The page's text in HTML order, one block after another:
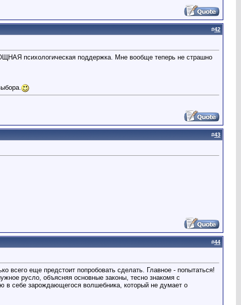
#42
психологическая поддержка. Мне вообще теперь не страшно
#43
#44
всего еще предстоит попробовать сделать. Главное - попытаться!
русло, объясняя основные законы, тесно знакомя с
в себе зарождающегося волшебника, который не думает о